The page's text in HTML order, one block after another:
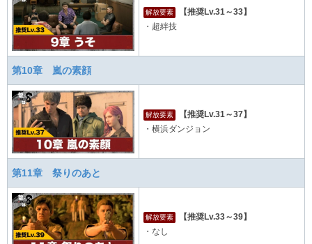
解放要素
【推奨Lv.31～33】
・超絆技
第10章 嵐の素顔
解放要素
【推奨Lv.31～37】
・横浜ダンジョン
第11章 祭りのあと
解放要素
【推奨Lv.33～39】
・なし